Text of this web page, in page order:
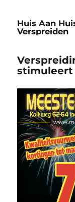
Huis Aan
Verspreiden
stimuleert